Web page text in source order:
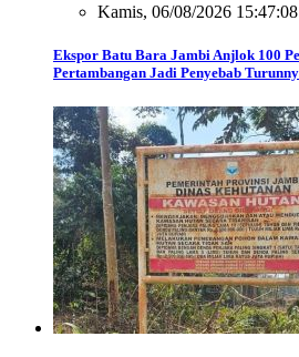
Kamis, 06/08/2026 15:47:08
Ekspor Batu Bara Jambi Anjlok 100
Pertambangan Jadi Penyebab